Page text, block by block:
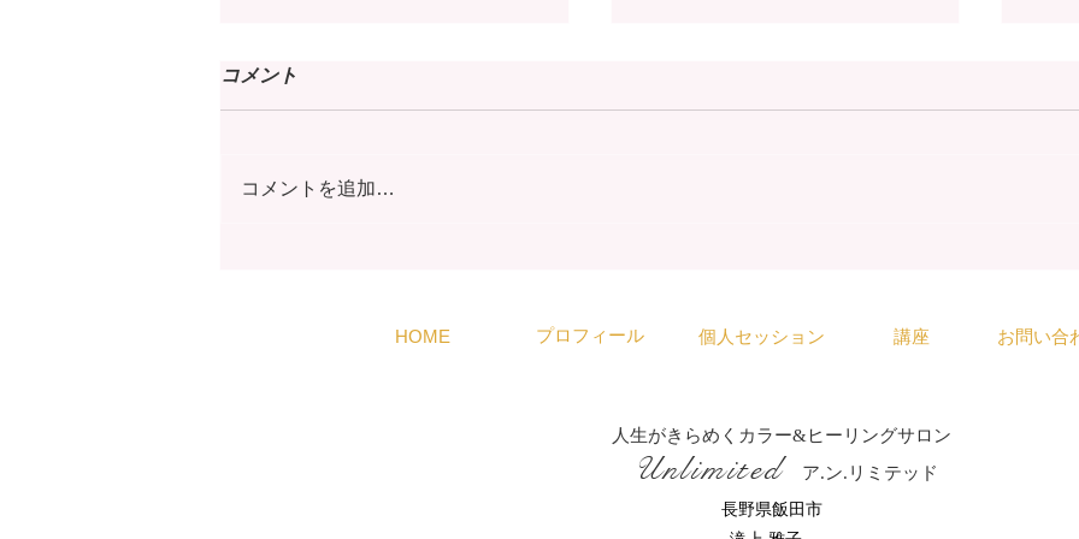
備講座のご案内
コメント
コメントを追加…
HOME プロフィール 個人セッション 講座 お問い合
人生がきらめくカラー&ヒーリングサロン
​Unlimited ア.ン.リミテッド
​長野県飯田市